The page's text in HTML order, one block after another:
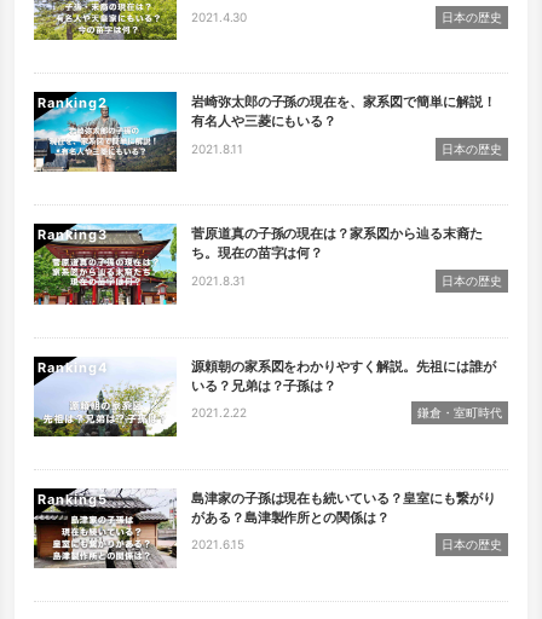
2021.4.30 日本の歴史
Ranking
岩崎弥太郎の子孫の現在を、家系図で簡単に解説！
有名人や三菱にもいる？
2021.8.11 日本の歴史
Ranking
菅原道真の子孫の現在は？家系図から辿る末裔た
ち。現在の苗字は何？
2021.8.31 日本の歴史
Ranking
源頼朝の家系図をわかりやすく解説。先祖には誰が
いる？兄弟は？子孫は？
2021.2.22 鎌倉・室町時代
Ranking
島津家の子孫は現在も続いている？皇室にも繋がり
がある？島津製作所との関係は？
2021.6.15 日本の歴史